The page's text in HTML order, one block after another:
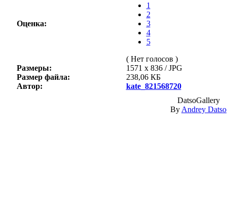
Оценка:
1
2
3
4
5
( Нет голосов )
Размеры:
1571 x 836 / JPG
Размер файла:
238,06 КБ
Автор:
kate_821568720
DatsoGallery
By Andrey Datso